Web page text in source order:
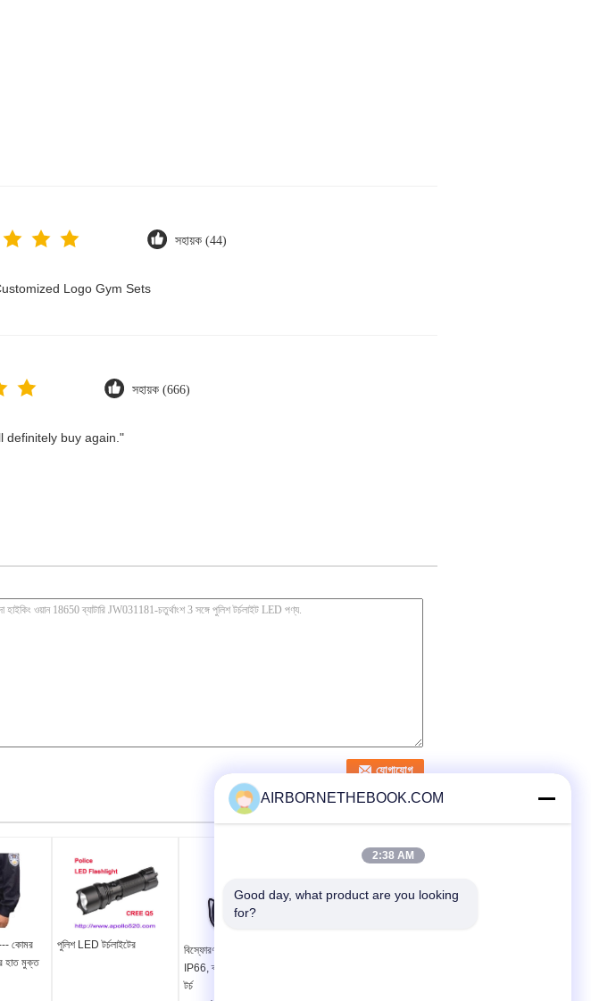
সহায়ক (44)
Logo Gym Sets
সহায়ক (666)
definitely buy again."
কোমর
হাত মুক্ত
পুলিশ LED টর্চলাইটের
বিস্ফোরণ প্রুফ সঞ্চার LED টর্চ
IP66, ক্যাম্পিং 3 ওয়াট LED
টর্চ
AIRBORNETHEBOOK.COM
2:38 AM
Good day, what product are you looking
for?